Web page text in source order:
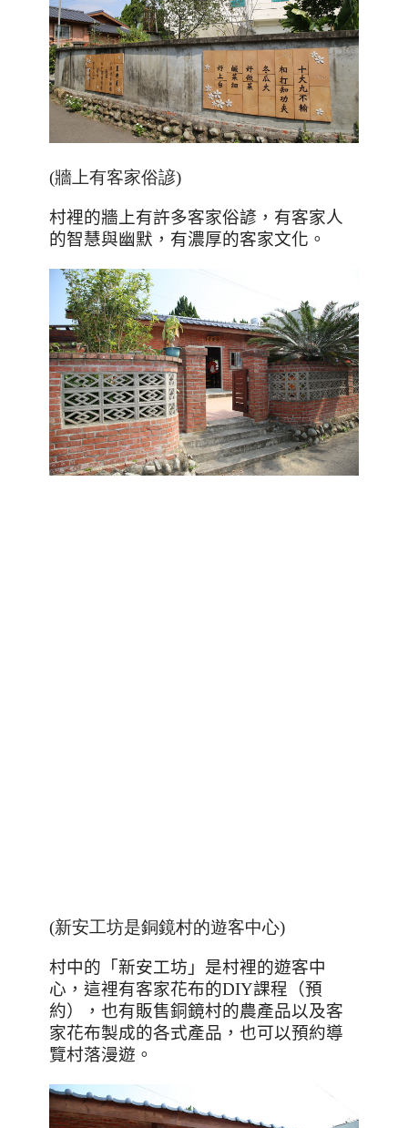
(牆上有客家俗諺)
村裡的牆上有許多客家俗諺，有客家人
的智慧與幽默，有濃厚的客家文化。
(新安工坊是銅鏡村的遊客中心)
村中的「新安工坊」是村裡的遊客中
心，這裡有客家花布的DIY課程（預
約），也有販售銅鏡村的農產品以及客
家花布製成的各式產品，也可以預約導
覽村落漫遊。